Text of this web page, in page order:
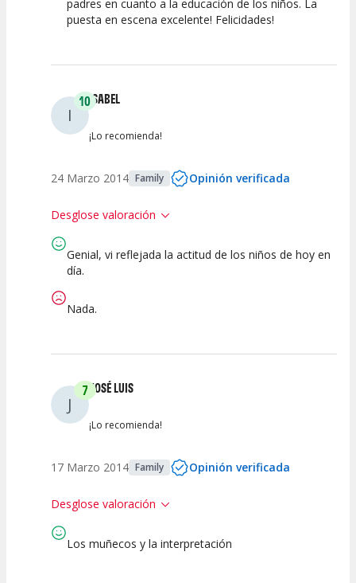
Calidad del
Espectáculo
Calidad /
Precio
Puesta en
Escena
Interpretación
artística
padres en cuanto a la educación de los niños. La
puesta en escena excelente! Felicidades!
I
10ISABEL
¡Lo recomienda!
24 Marzo 2014 Family Opinión verificada
Desglose valoración
10
Espectáculo
10 10 10
Genial, vi reflejada la actitud de los niños de hoy en
día.
Nada.
J
7 JOSÉ LUIS
¡Lo recomienda!
17 Marzo 2014 Family Opinión verificada
Desglose valoración
7 7 7
Los muñecos y la interpretación